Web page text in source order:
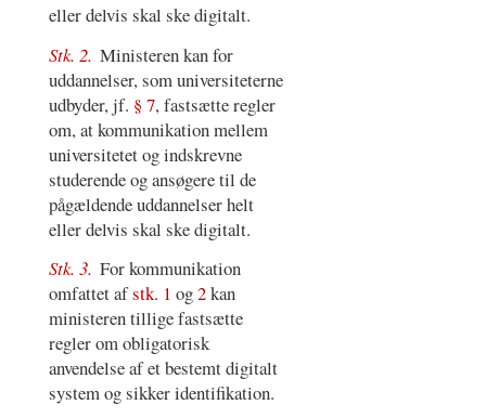
eller delvis skal ske digitalt.
Stk. 2. Ministeren kan for
uddannelser, som universiteterne
udbyder, jf. § 7, fastsætte regler
om, at kommunikation mellem
universitetet og indskrevne
studerende og ansøgere til de
pågældende uddannelser helt
eller delvis skal ske digitalt.
Stk. 3. For kommunikation
omfattet afstk. 1 og2kan
ministeren tillige fastsætte
regler om obligatorisk
anvendelse af et bestemt digitalt
system og sikker identifikation.